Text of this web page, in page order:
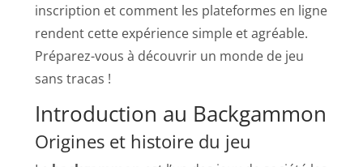
inscription et comment les plateformes en ligne
rendent cette expérience simple et agréable.
Préparez-vous à découvrir un monde de jeu
sans tracas !
Introduction au Backgammon
Origines et histoire du jeu